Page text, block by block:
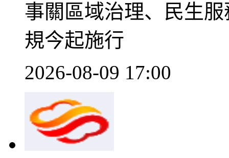
事關區域治理、民生
規今起施行
2026-08-09 17:00